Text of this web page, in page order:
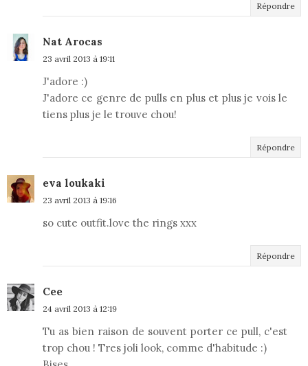
Répondre
Nat Arocas
23 avril 2013 à 19:11
J'adore :)
J'adore ce genre de pulls en plus et plus je vois le
tiens plus je le trouve chou!
Répondre
eva loukaki
23 avril 2013 à 19:16
so cute outfit.love the rings xxx
Répondre
Cee
24 avril 2013 à 12:19
Tu as bien raison de souvent porter ce pull, c'est
trop chou ! Tres joli look, comme d'habitude :)